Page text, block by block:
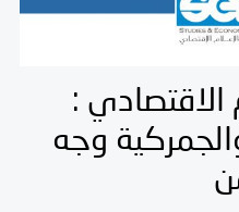
الاقتصادي :
والجمركية وجه